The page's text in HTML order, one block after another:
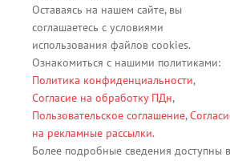
Все материалы, содержащиеся на данном
тексты, изображения, каталоги,
иная информация являются
ООО "Бальф" (ОГРН 1079847131825, ИНН
191167 г. Санкт-Петербург, ул.
помещение 22-Н). Их полное или
изменение, копирование, использование
данного веб-сайта
Оставаясь на нашем сайте, вы
соглашаетесь с условиями
использования файлов cookies.
Ознакомиться с нашими политиками:
Политика конфиденциальности,
Согласие на обработку ПДн,
Пользовательское соглашение,
на рекламные рассылки.
Более подробные сведения доступны в